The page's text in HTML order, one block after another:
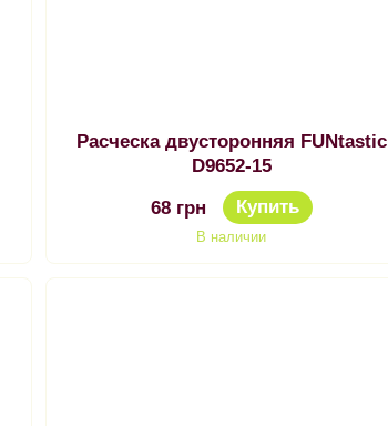
Расческа двусторонняя FUNtastic
D9652-15
68 грн Купить
В наличии